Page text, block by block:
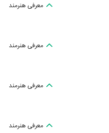
معرفی هنرمند
معرفی هنرمند
معرفی هنرمند
معرفی هنرمند